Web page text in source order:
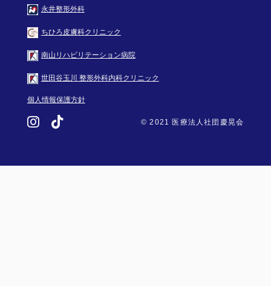
永井整形外科
ちひろ皮膚科クリニック
南山リハビリテーション病院
世田谷玉川 整形外科内科クリニック
個人情報保護方針
© 2021 医療法人社団慶晃会